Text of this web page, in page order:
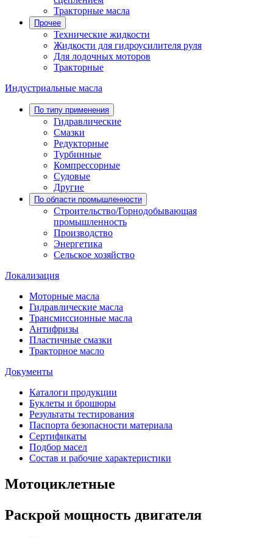
Тракторные масла
Прочее
Технические жидкости
Жидкости для гидроусилителя руля
Для лодочных моторов
Тракторные
Индустриальные масла
По типу применения
Гидравлические
Cмазки
Редукторные
Турбинные
Компрессорные
Судовые
Другие
По области промышленности
Строительство/Горнодобывающая
промышленность
Производство
Энергетика
Сельское хозяйство
Локализация
Моторные масла
Гидравлические масла
Трансмиссионные масла
Антифризы
Пластичные смазки
Тракторное масло
Документы
Каталоги продукции
Буклеты и брошюры
Результаты тестирования
Паспорта безопасности материала
Сертификаты
Подбор масел
Состав и рабочие характеристики
Мотоциклетные
Раскрой мощность двигателя